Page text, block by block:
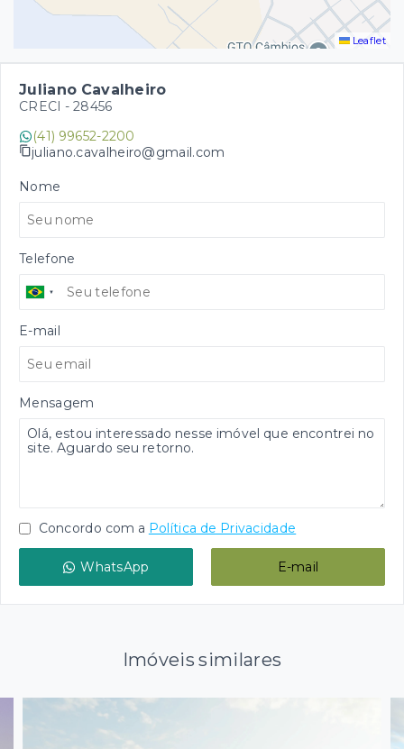
Leaflet
Juliano Cavalheiro
CRECI - 28456
(41) 99652-2200
juliano.cavalheiro@gmail.com
Nome
Telefone
E-mail
Mensagem
Concordo com a Política de Privacidade
WhatsApp E-mail
Imóveis similares